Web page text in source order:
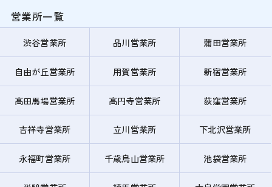
営業所一覧
渋谷営業所 品川営業所 蒲田営業所
自由が丘営業所 用賀営業所 新宿営業所
高田馬場営業所 高円寺営業所 荻窪営業所
吉祥寺営業所 立川営業所 下北沢営業所
永福町営業所 千歳烏山営業所 池袋営業所